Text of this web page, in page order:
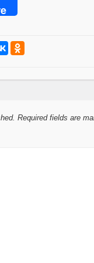
Required fields are